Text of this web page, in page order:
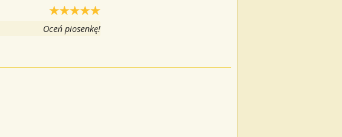
Oceń piosenkę!